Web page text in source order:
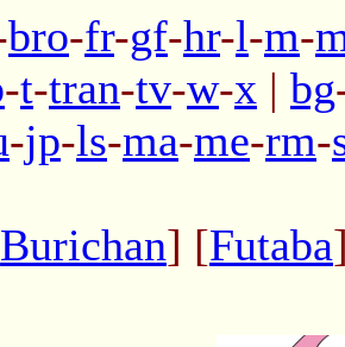
bro-fr-gf-hr-l-m-
-t-tran-tv-w-x | bg
-jp-ls-ma-me-rm-
Burichan] [Futaba